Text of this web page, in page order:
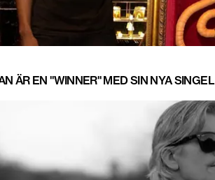
ÄR EN "WINNER" MED SIN NYA SINGEL